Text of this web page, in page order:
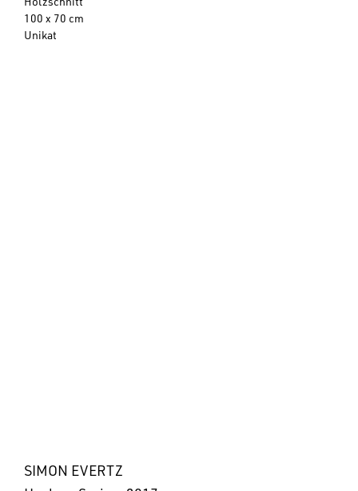
Holzschnitt
100 x 70 cm
Unikat
SIMON EVERTZ